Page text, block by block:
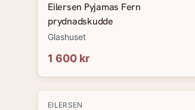
Eilersen Pyjamas Fern
prydnadskudde
Glashuset
1 600 kr
EILERSEN